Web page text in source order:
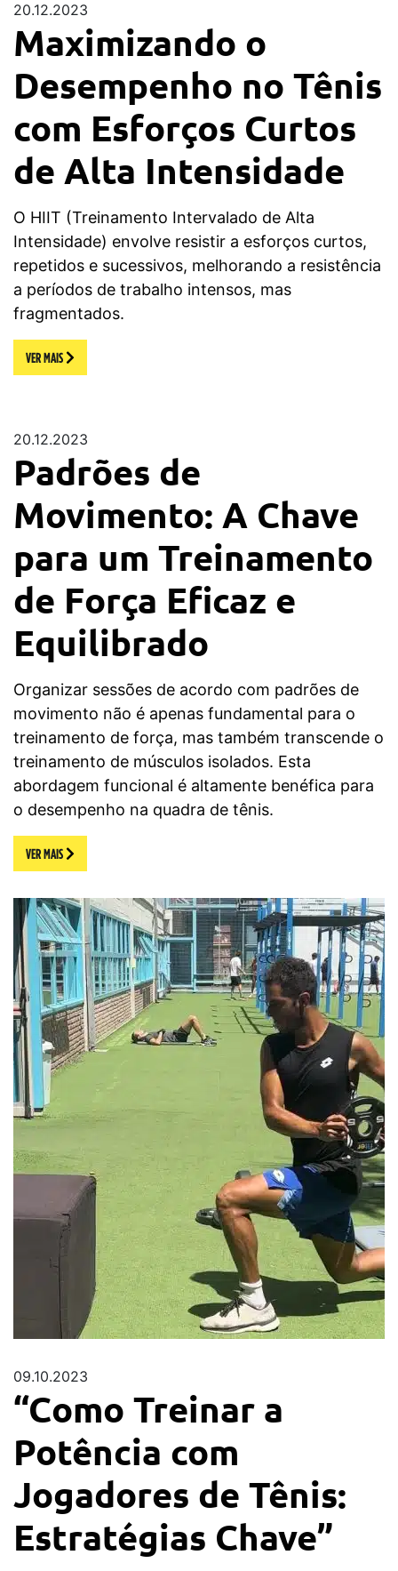
20.12.2023
Maximizando o
Desempenho no Tênis
com Esforços Curtos
de Alta Intensidade
O HIIT (Treinamento Intervalado de Alta
Intensidade) envolve resistir a esforços curtos,
repetidos e sucessivos, melhorando a resistência
a períodos de trabalho intensos, mas
fragmentados.
VER MAIS
20.12.2023
Padrões de
Movimento: A Chave
para um Treinamento
de Força Eficaz e
Equilibrado
Organizar sessões de acordo com padrões de
movimento não é apenas fundamental para o
treinamento de força, mas também transcende o
treinamento de músculos isolados. Esta
abordagem funcional é altamente benéfica para
o desempenho na quadra de tênis.
VER MAIS
09.10.2023
“Como Treinar a
Potência com
Jogadores de Tênis:
Estratégias Chave”